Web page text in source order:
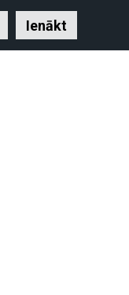
Ienākt